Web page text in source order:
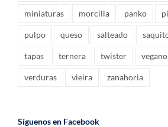
miniaturas morcilla panko
pulpo queso salteado
tapas ternera twister vegano
verduras vieira zanahoria
Síguenos en Facebook